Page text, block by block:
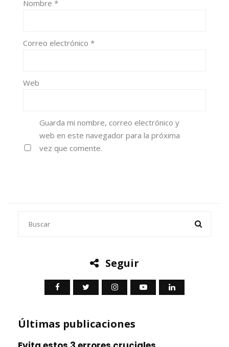
Nombre *
Correo electrónico *
Web
Guarda mi nombre, correo electrónico y
web en este navegador para la próxima
vez que comente.
Seguir
Últimas publicaciones